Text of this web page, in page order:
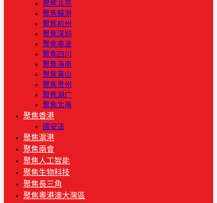
聚焦北京
聚焦蘇浙
聚焦杭州
聚焦深圳
聚焦寧波
聚焦四川
聚焦海南
聚焦黃山
聚焦贵州
聚焦湖广
聚焦北海
聚焦香港
國安法
聚焦滬港
聚焦兩會
聚焦人工智能
聚焦生物科技
聚焦長三角
聚焦粵港澳大灣區